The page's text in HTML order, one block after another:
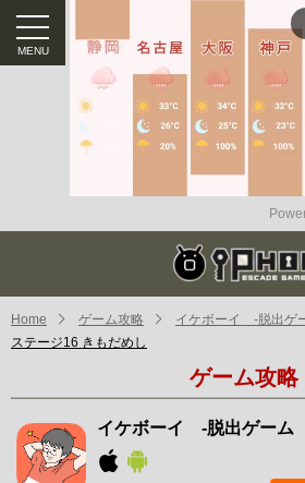
Home ゲーム攻略
イケボーイ -脱出ゲ
ステージ16 きもだめし
ゲーム攻略
イケボーイ -脱出ゲーム